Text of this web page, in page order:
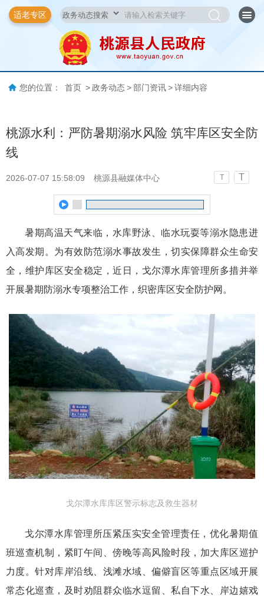
适老专区
您的位置： 首页 > 政务动态 > 部门资讯 > 详细内容
桃源水利：严防暑期溺水风险 筑牢库区安全防
线
2026-07-07 15:58:09 桃源县融媒体中心 T T
暑期高温天气来临，水库野泳、临水玩耍等溺水隐患进
入高发期。为有效防范溺水事故发生，切实保障群众生命安
全，维护库区安全稳定，近日，戈尔潭水库管理所多措并举
开展暑期防溺水专项整治工作，织密库区安全防护网。
戈尔潭水库库区警示标志及救生器材
戈尔潭水库管理所压紧压实安全管理责任，优化暑期值
班巡查机制，紧盯午间、傍晚等高风险时段，加大库区巡护
力度。针对库岸沿线、浅滩水域、偏僻盲区等重点区域开展
常态化巡查，及时劝阻群众临水逗留、私自下水、岸边嬉戏